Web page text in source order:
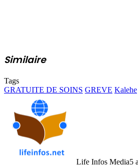
Similaire
Tags
GRATUITE DE SOINS GREVE Kalehe
Life Infos Media5